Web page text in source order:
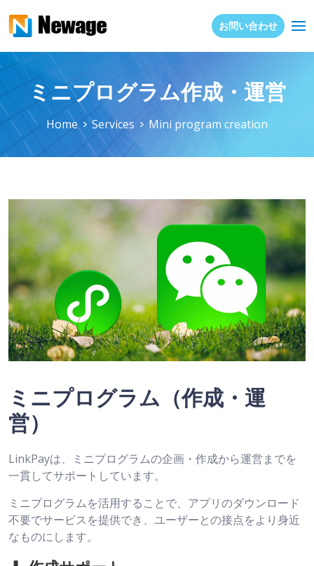
お問い合わせ
ミニプログラム作成・運営
Home Services Mini program creation
ミニプログラム（作成・運
営）
LinkPayは、ミニプログラムの企画・作成から運営までを
一貫してサポートしています。
ミニプログラムを活用することで、アプリのダウンロード
不要でサービスを提供でき、ユーザーとの接点をより身近
なものにします。